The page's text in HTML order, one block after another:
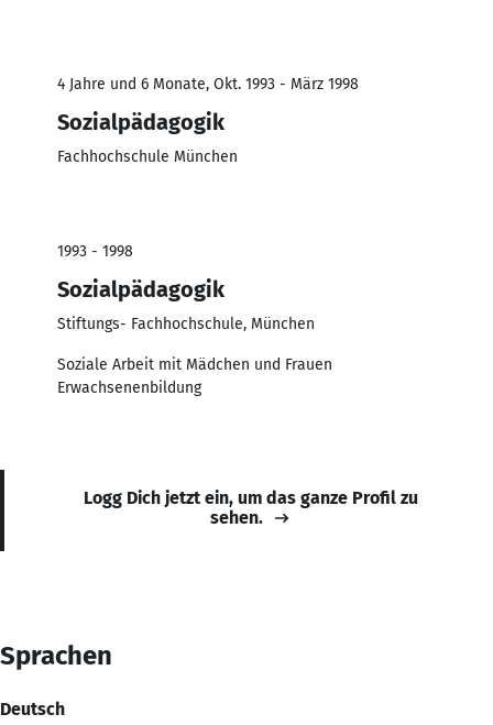
4 Jahre und 6 Monate, Okt. 1993 - März 1998
Sozialpädagogik
Fachhochschule München
1993 - 1998
Sozialpädagogik
Stiftungs- Fachhochschule, München
Soziale Arbeit mit Mädchen und Frauen
Erwachsenenbildung
Logg Dich jetzt ein, um das ganze Profil zu
sehen.
Sprachen
Deutsch